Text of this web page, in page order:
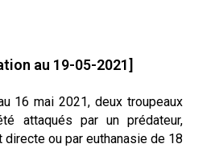
au 19-05-2021]
16 mai 2021, deux troupeaux
attaqués par un prédateur,
directe ou par euthanasie de 18